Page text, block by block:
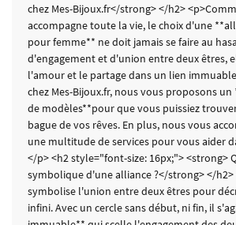
chez Mes-Bijoux.fr</strong> </h2>
accompagne toute la vie, le choix d'une
pour femme** ne doit jamais se faire au
d'engagement et d'union entre deux êtres,
l'amour et le partage dans un lien
chez Mes-Bijoux.fr, nous vous proposons
de modèles**pour que vous puissiez
bague de vos rêves. En plus, nous vous
une multitude de services pour vous aider
</p> <h2 style="font-size: 16px;"> <strong>
symbolique d'une alliance ?</strong> </h2>
symbolise l'union entre deux êtres pour
infini. Avec un cercle sans début, ni fin, il